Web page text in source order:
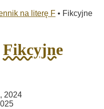
na literę F • Fikcyjne
Fikcyjne
2024